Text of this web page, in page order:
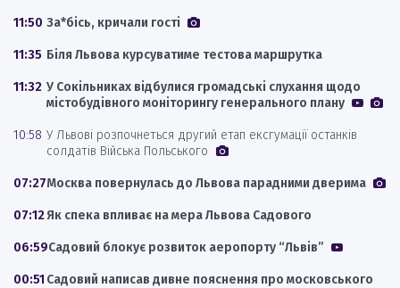
11:50 За*бісь, кричали гості
11:35 Біля Львова курсуватиме тестова маршрутка
11:32 У Сокільниках відбулися громадські слухання щодо
містобудівного моніторингу генерального плану
10:58 У Львові розпочнеться другий етап ексгумації останків
солдатів Війська Польського
07:27Москва повернулась до Львова парадними дверима
07:12Як спека впливає на мера Львова Садового
06:59Садовий блокує розвиток аеропорту “Львів”
00:51 Садовий написав дивне пояснення про московського